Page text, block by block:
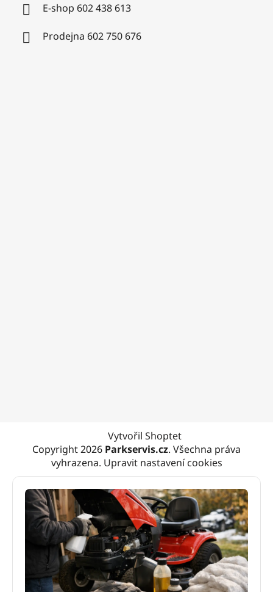
E-shop 602 438 613
Prodejna 602 750 676
Vytvořil Shoptet
Copyright 2026 Parkservis.cz. Všechna práva
vyhrazena. Upravit nastavení cookies